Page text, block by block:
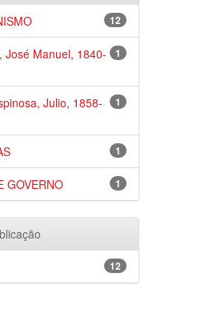
12
1
José Manuel, 1840-
1
Julio, 1858-
1
1
GOVERNO
12